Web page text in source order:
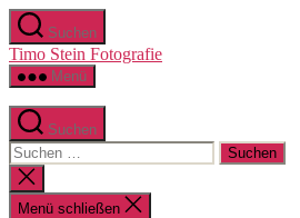
Zum
Inhalt
springen
Suchen
Timo Stein Fotografie
Menü
Suchen
Suchen
nach:
Suche
schließen
Menü schließen